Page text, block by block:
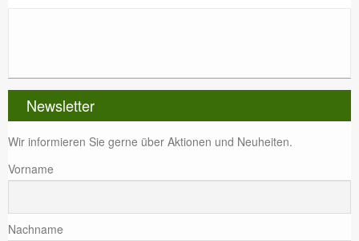
Newsletter
Wir informieren Sie gerne über Aktionen und Neuheiten.
Vorname
Nachname